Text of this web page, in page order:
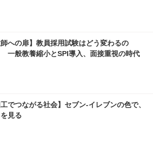
師への扉】教員採用試験はどう変わるの
一般教養縮小とSPI導入、面接重視の時代
工でつながる社会】セブン‐イレブンの色で、
見る